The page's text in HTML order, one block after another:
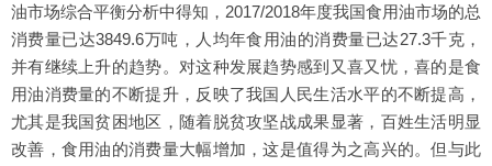
油市场综合平衡分析中得知，2017/2018年度我国食用油市场的总
消费量已达3849.6万吨，人均年食用油的消费量已达27.3千克，
并有继续上升的趋势。对这种发展趋势感到又喜又忧，喜的是食
用油消费量的不断提升，反映了我国人民生活水平的不断提高，
尤其是我国贫困地区，随着脱贫攻坚战成果显著，百姓生活明显
改善，食用油的消费量大幅增加，这是值得为之高兴的。但与此